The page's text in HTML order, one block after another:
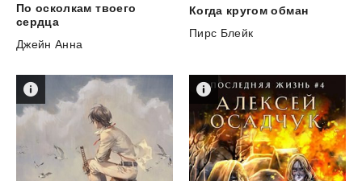
По осколкам твоего
сердца
Джейн Анна
Когда кругом обман
Пирс Блейк